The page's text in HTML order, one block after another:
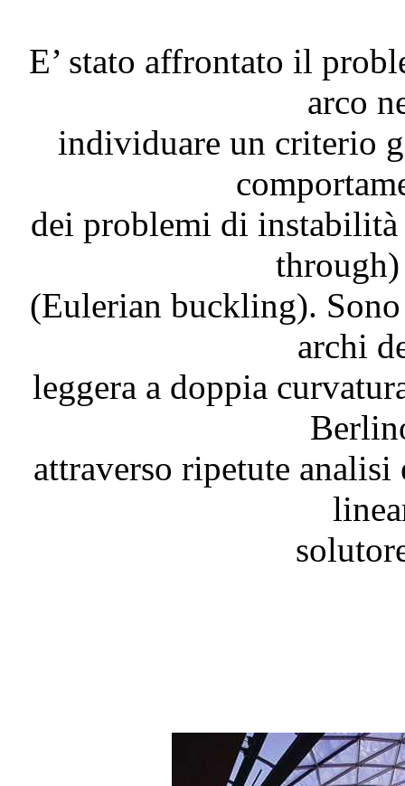
E’ stato affrontato il
arco
individuare un criterio
dei problemi di instabilità
(Eulerian buckling).
archi
leggera a doppia
attraverso ripetute